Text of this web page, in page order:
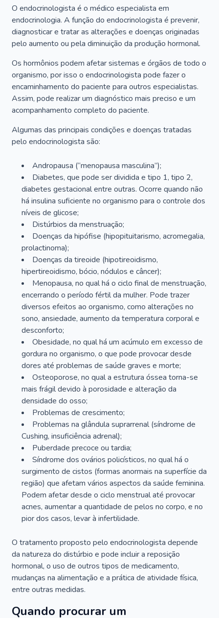
O endocrinologista é o médico especialista em
endocrinologia. A função do endocrinologista é prevenir,
diagnosticar e tratar as alterações e doenças originadas
pelo aumento ou pela diminuição da produção hormonal.
Os hormônios podem afetar sistemas e órgãos de todo o
organismo, por isso o endocrinologista pode fazer o
encaminhamento do paciente para outros especialistas.
Assim, pode realizar um diagnóstico mais preciso e um
acompanhamento completo do paciente.
Algumas das principais condições e doenças tratadas
pelo endocrinologista são:
Andropausa (“menopausa masculina”);
Diabetes, que pode ser dividida e tipo 1, tipo 2,
diabetes gestacional entre outras. Ocorre quando não
há insulina suficiente no organismo para o controle dos
níveis de glicose;
Distúrbios da menstruação;
Doenças da hipófise (hipopituitarismo, acromegalia,
prolactinoma);
Doenças da tireoide (hipotireoidismo,
hipertireoidismo, bócio, nódulos e câncer);
Menopausa, no qual há o ciclo final de menstruação,
encerrando o período fértil da mulher. Pode trazer
diversos efeitos ao organismo, como alterações no
sono, ansiedade, aumento da temperatura corporal e
desconforto;
Obesidade, no qual há um acúmulo em excesso de
gordura no organismo, o que pode provocar desde
dores até problemas de saúde graves e morte;
Osteoporose, no qual a estrutura óssea torna-se
mais frágil devido à porosidade e alteração da
densidade do osso;
Problemas de crescimento;
Problemas na glândula suprarrenal (síndrome de
Cushing, insuficiência adrenal);
Puberdade precoce ou tardia;
Síndrome dos ovários policísticos, no qual há o
surgimento de cistos (formas anormais na superfície da
região) que afetam vários aspectos da saúde feminina.
Podem afetar desde o ciclo menstrual até provocar
acnes, aumentar a quantidade de pelos no corpo, e no
pior dos casos, levar à infertilidade.
O tratamento proposto pelo endocrinologista depende
da natureza do distúrbio e pode incluir a reposição
hormonal, o uso de outros tipos de medicamento,
mudanças na alimentação e a prática de atividade física,
entre outras medidas.
Quando procurar um